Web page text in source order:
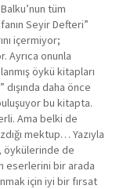
tüm
Seyir Defteri”
içermiyor;
Ayrıca onunla
öykü kitapları
dışında daha önce
bu kitapta.
Ama belki de
mektup… Yazıyla
öykülerinde de
eserlerini bir arada
için iyi bir fırsat